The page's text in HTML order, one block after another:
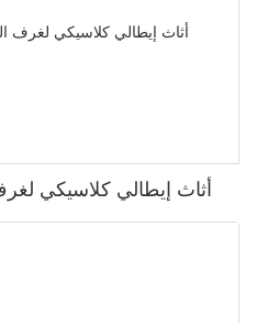
أثاث إيطالي كلاسيكي